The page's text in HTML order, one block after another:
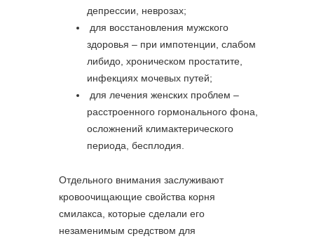
депрессии, неврозах;
для восстановления мужского
здоровья – при импотенции, слабом
либидо, хроническом простатите,
инфекциях мочевых путей;
для лечения женских проблем –
расстроенного гормонального фона,
осложнений климактерического
периода, бесплодия.
Отдельного внимания заслуживают
кровоочищающие свойства корня
смилакса, которые сделали его
незаменимым средством для